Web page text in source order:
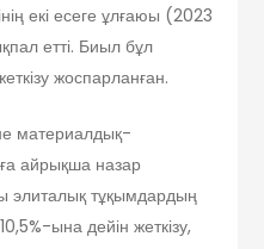
екі есеге ұлғаюы (2023
етті. Биыл бұл
жоспарланған.
материалдық-
айрықша назар
тұқымдардың
ына дейін жеткізу,